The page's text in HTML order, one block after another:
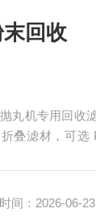
回收
丸机专用回收
叠滤材，可选
间：2026-06-23